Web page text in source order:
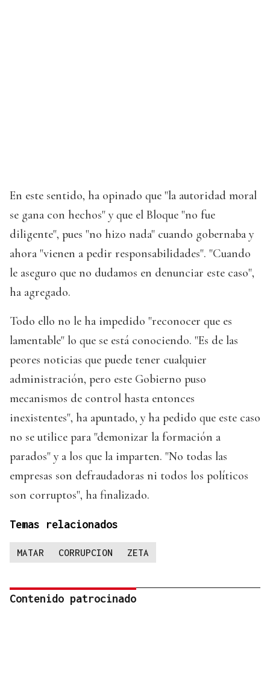
En este sentido, ha opinado que "la autoridad moral
se gana con hechos" y que el Bloque "no fue
diligente", pues "no hizo nada" cuando gobernaba y
ahora "vienen a pedir responsabilidades". "Cuando
le aseguro que no dudamos en denunciar este caso",
ha agregado.
Todo ello no le ha impedido "reconocer que es
lamentable" lo que se está conociendo. "Es de las
peores noticias que puede tener cualquier
administración, pero este Gobierno puso
mecanismos de control hasta entonces
inexistentes", ha apuntado, y ha pedido que este caso
no se utilice para "demonizar la formación a
parados" y a los que la imparten. "No todas las
empresas son defraudadoras ni todos los políticos
son corruptos", ha finalizado.
Temas relacionados
MATAR CORRUPCION ZETA
Contenido patrocinado